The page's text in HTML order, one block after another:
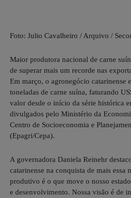
Foto: Julio Cavalheiro / Arquivo /
Maior produtora nacional de carne
de superar mais um recorde nas
Em março, o agronegócio catarinense
toneladas de carne suína, faturando
valor desde o início da série histórica
divulgados pelo Ministério da
Centro de Socioeconomia e
(Epagri/Cepa).
A governadora Daniela Reinehr
catarinense na conquista de mais essa
produtivo é o que move o nosso
e desenvolvimento. Nossa visão é de